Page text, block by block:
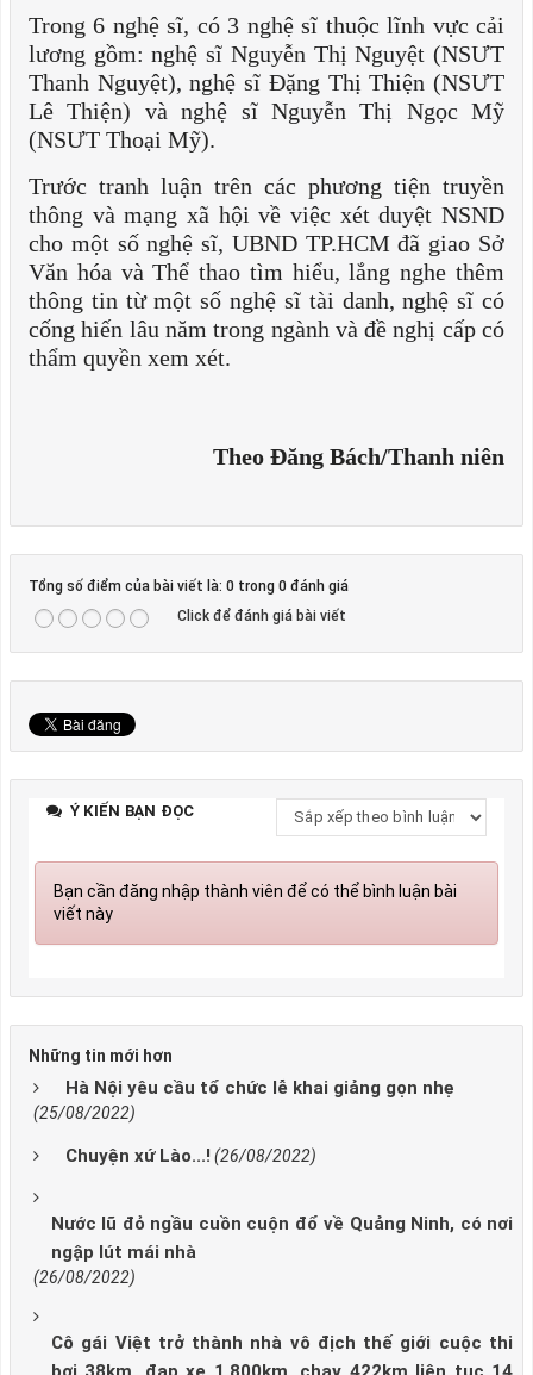
Trong 6 nghệ sĩ, có 3 nghệ sĩ thuộc lĩnh vực cải
lương gồm: nghệ sĩ Nguyễn Thị Nguyệt (NSƯT
Thanh Nguyệt), nghệ sĩ Đặng Thị Thiện (NSƯT
Lê Thiện) và nghệ sĩ Nguyễn Thị Ngọc Mỹ
(NSƯT Thoại Mỹ).
Trước tranh luận trên các phương tiện truyền
thông và mạng xã hội về việc xét duyệt NSND
cho một số nghệ sĩ, UBND TP.HCM đã giao Sở
Văn hóa và Thể thao tìm hiểu, lắng nghe thêm
thông tin từ một số nghệ sĩ tài danh, nghệ sĩ có
cống hiến lâu năm trong ngành và đề nghị cấp có
thẩm quyền xem xét.
Theo Đăng Bách/Thanh niên
Tổng số điểm của bài viết là: 0 trong 0 đánh giá
Click để đánh giá bài viết
Ý KIẾN BẠN ĐỌC
Bạn cần đăng nhập thành viên để có thể bình luận bài
viết này
Những tin mới hơn
Hà Nội yêu cầu tổ chức lễ khai giảng gọn nhẹ
(25/08/2022)
Chuyện xứ Lào...! (26/08/2022)
Nước lũ đỏ ngầu cuồn cuộn đổ về Quảng Ninh, có nơi
ngập lút mái nhà
(26/08/2022)
Cô gái Việt trở thành nhà vô địch thế giới cuộc thi